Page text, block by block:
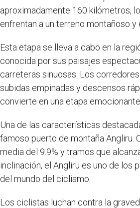
aproximadamente 160 kilómetros,
enfrentan a un terreno montañoso y
Esta etapa se lleva a cabo en la
conocida por sus paisajes
carreteras sinuosas. Los
subidas empinadas y descensos
convierte en una etapa
Una de las características
famoso puerto de montaña Angliru.
media del 9.9% y tramos que
inclinación, el Angliru es uno de los
del mundo del ciclismo.
Los ciclistas luchan contra la